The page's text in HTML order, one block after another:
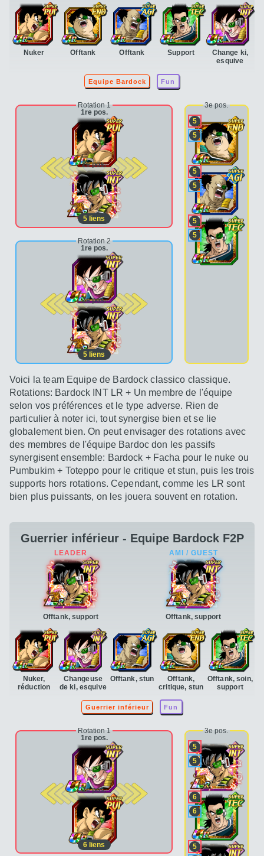
Nuker Offtank Offtank Support
Change ki,
esquive
Equipe Bardock Fun
Rotation 1
1re pos.
2e pos.
5 liens
Rotation 2
1re pos.
2e pos.
5 liens
3e pos.
5
5
5
5
5
5
Voici la team Equipe de Bardock classico classique.
Rotations: Bardock INT LR + Un membre de l'équipe
selon vos préférences et le type adverse. Rien de
particulier à noter ici, tout synergise bien et se lie
globalement bien. On peut envisager des rotations avec
des membres de l'équipe Bardoc don les passifs
synergisent ensemble: Bardock + Facha pour le nuke ou
Pumbukim + Toteppo pour le critique et stun, puis les trois
supports hors rotations. Cependant, comme les LR sont
bien plus puissants, on les jouera souvent en rotation.
Guerrier inférieur - Equipe Bardock F2P
Offtank, support
Nuker,
réduction
Changeuse
de ki, esquive
Offtank, stun
Offtank,
critique, stun
Offtank, soin,
support
Offtank, support
Guerrier inférieur Fun
Rotation 1
1re pos.
2e pos.
6 liens
3e pos.
5
5
6
6
5